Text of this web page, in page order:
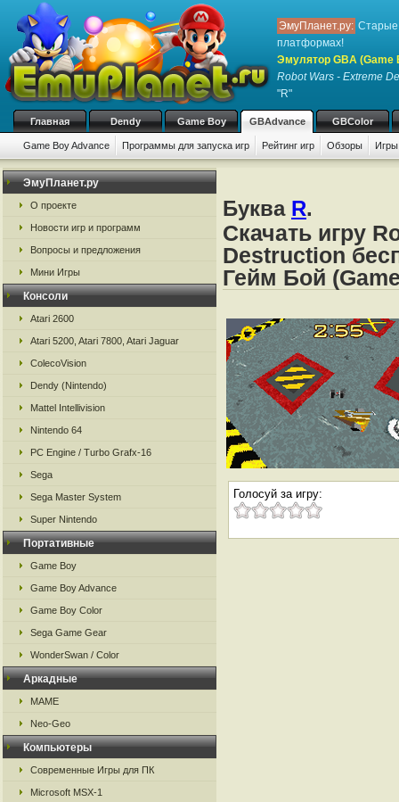
ЭмуПланет.ру: Старые
платформах!
Эмулятор GBA (Game
Robot Wars - Extreme
"R"
Главная Dendy Game Boy GBAdvance GBColor
Game Boy Advance Программы для запуска игр Рейтинг игр Обзоры
ЭмуПланет.ру
О проекте
Новости игр и программ
Вопросы и предложения
Мини Игры
Консоли
Atari 2600
Atari 5200, Atari 7800, Atari Jaguar
ColecoVision
Dendy (Nintendo)
Mattel Intellivision
Nintendo 64
PC Engine / Turbo Grafx-16
Sega
Sega Master System
Super Nintendo
Портативные
Game Boy
Game Boy Advance
Game Boy Color
Sega Game Gear
WonderSwan / Color
Аркадные
MAME
Neo-Geo
Компьютеры
Современные Игры для ПК
Microsoft MSX-1
Буква R.
Скачать игру
Destruction
Гейм Бой
Голосуй за игру: